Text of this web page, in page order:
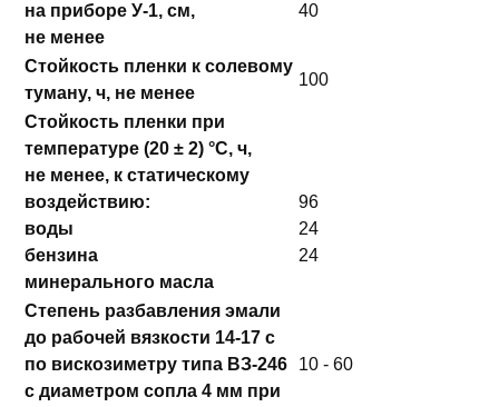
на приборе У-1, см,
не менее
40
Стойкость пленки к солевому
туману, ч, не менее
100
Стойкость пленки при
температуре (20 ± 2) °С, ч,
не менее, к статическому
воздействию:
воды
бензина
минерального масла
96
24
24
Степень разбавления эмали
до рабочей вязкости 14-17 с
по вискозиметру типа ВЗ-246
с диаметром сопла 4 мм при
10 - 60